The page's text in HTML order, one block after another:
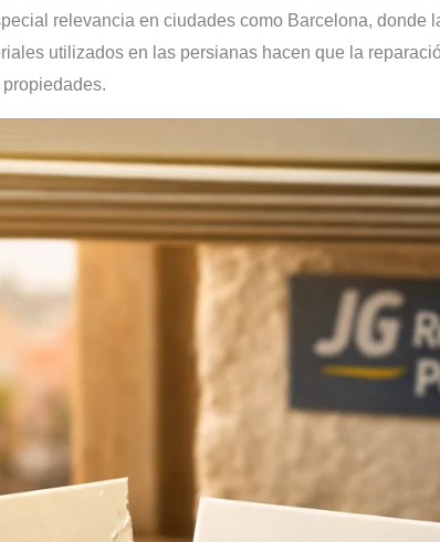
relevancia en ciudades como Barcelona, donde
utilizados en las persianas hacen que la